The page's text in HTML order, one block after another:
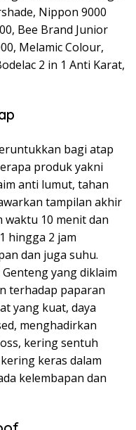
Nippon 9000
Bee Brand Junior
Melamic Colour,
2 in 1 Anti Karat,
bagi atap
produk yakni
anti lumut, tahan
tampilan akhir
waktu 10 menit dan
hingga 2 jam
dan juga suhu.
yang diklaim
terhadap paparan
yang kuat, daya
menghadirkan
kering sentuh
keras dalam
kelembapan dan